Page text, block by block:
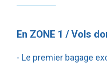
En ZONE 1 / Vols
- Le premier bagage